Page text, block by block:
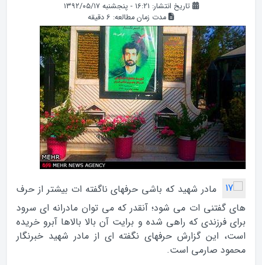
تاریخ انتشار: ۱۶:۲۱ - پنجشنبه ۱۳۹۲/۰۵/۱۷
مدت زمان مطالعه: 6 دقیقه
مادر شهید که باشی حرفهای ناگفته ات بیشتر از حرف
های گفتنی ات می شود؛ آنقدر که می توان مادرانه ای سرود
برای فرزندی که راهی شده و برایت آن بالا بالاها آبرو خریده
است، این گزارش حرفهای نگفته ای از مادر شهید خبرنگار
محمود صارمی است.